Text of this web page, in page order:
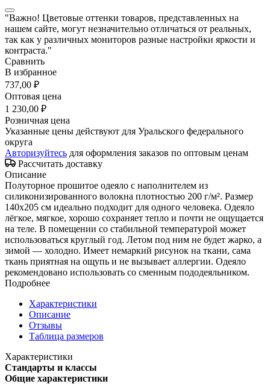
"Важно! Цветовые оттенки товаров, представленных на
нашем сайте, могут незначительно отличаться от реальных,
так как у различных мониторов разные настройки яркости и
контраста."
Сравнить
В избранное
737,00 ₽
Оптовая цена
1 230,00 ₽
Розничная цена
Указанные цены действуют для Уральского федерального
округа
Авторизуйтесь для оформления заказов по оптовым ценам
Рассчитать доставку
Описание
Полуторное прошитое одеяло с наполнителем из
силиконизированного волокна плотностью 200 г/м². Размер
140х205 см идеально подходит для одного человека. Одеяло
лёгкое, мягкое, хорошо сохраняет тепло и почти не ощущается
на теле. В помещении со стабильной температурой может
использоваться круглый год. Летом под ним не будет жарко, а
зимой — холодно. Имеет немаркий рисунок на ткани, сама
ткань приятная на ощупь и не вызывает аллергии. Одеяло
рекомендовано использовать со сменным пододеяльником.
Подробнее
Характеристики
Описание
Отзывы
Таблица размеров
Характеристики
Стандарты и классы
Общие характеристики